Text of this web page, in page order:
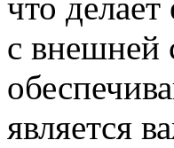
что
с внешней
является